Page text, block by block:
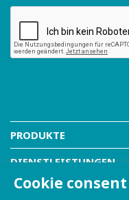
PRODUKTE
DIENSTLEISTUNGEN
RESOURCES
Cookie consent